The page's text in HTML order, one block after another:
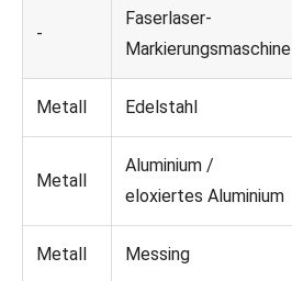
-
Faserlaser-
Markierungsmaschine
Metall Edelstahl
Metall
Aluminium /
eloxiertes Aluminium
Metall Messing